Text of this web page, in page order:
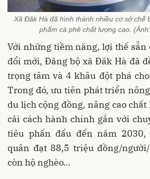
Xã Đăk Hà đã hình thành nhiều cơ sở chế
phẩm cà phê chất lượng cao.
Với những tiềm năng, lợi thế sẵn
đổi mới, Đảng bộ xã Đăk Hà đã
trọng tâm và 4 khâu đột phá
Trong đó, ưu tiên phát triển
du lịch cộng đồng, nâng cao chất
cải cách hành chính gắn với
tiêu phấn đấu đến năm
quân đạt 88,5 triệu đồng/
còn hộ nghèo…